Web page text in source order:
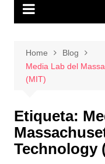
Home
Blog
Media Lab del
(MIT)
Etiqueta:
Technology